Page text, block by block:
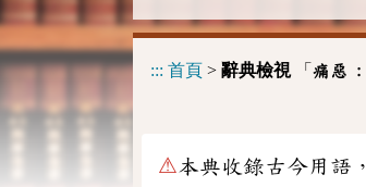
::: 首頁 > 辭典檢視「 痛惡 :
⚠本典收錄古今用語，